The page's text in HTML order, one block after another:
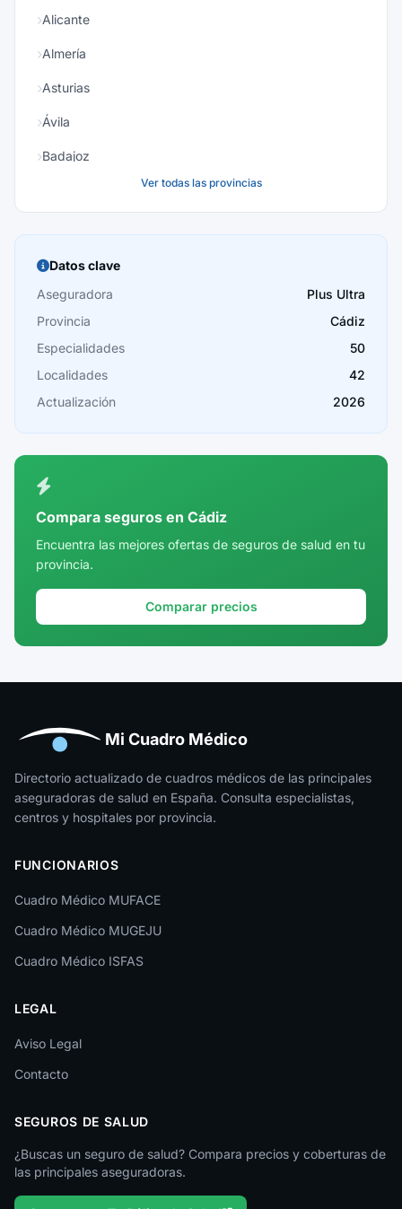
Alicante
Almería
Asturias
Ávila
Badajoz
Burgos
Cáceres
Cádiz
Cantabria
Castellón
Córdoba
Cuenca
Girona
Huesca
Jaén
La Rioja
León
Lleida
Lugo
Málaga
Melilla
Murcia
Palencia
Ver todas las provincias
Datos clave
Aseguradora
Plus Ultra
Provincia
Cádiz
Especialidades
50
Localidades
42
Actualización
2026
Compara seguros en Cádiz
Encuentra las mejores ofertas de seguros de salud en tu
provincia.
Comparar precios
Mi Cuadro Médico
Directorio actualizado de cuadros médicos de las principales
aseguradoras de salud en España. Consulta especialistas,
centros y hospitales por provincia.
FUNCIONARIOS
Cuadro Médico MUFACE
Cuadro Médico MUGEJU
Cuadro Médico ISFAS
LEGAL
Aviso Legal
Contacto
SEGUROS DE SALUD
¿Buscas un seguro de salud? Compara precios y coberturas de
las principales aseguradoras.